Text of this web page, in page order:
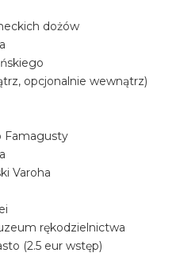
dożów
opcjonalnie wewnątrz)
Famagusty
Varoha
rękodzielnictwa
(2.5 eur wstęp)